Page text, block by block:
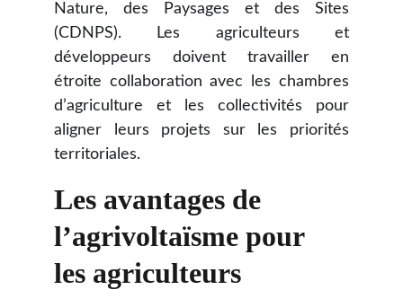
Nature, des Paysages et des Sites
(CDNPS). Les agriculteurs et
développeurs doivent travailler en
étroite collaboration avec les chambres
d’agriculture et les collectivités pour
aligner leurs projets sur les priorités
territoriales.
Les avantages de
l’agrivoltaïsme pour
les agriculteurs